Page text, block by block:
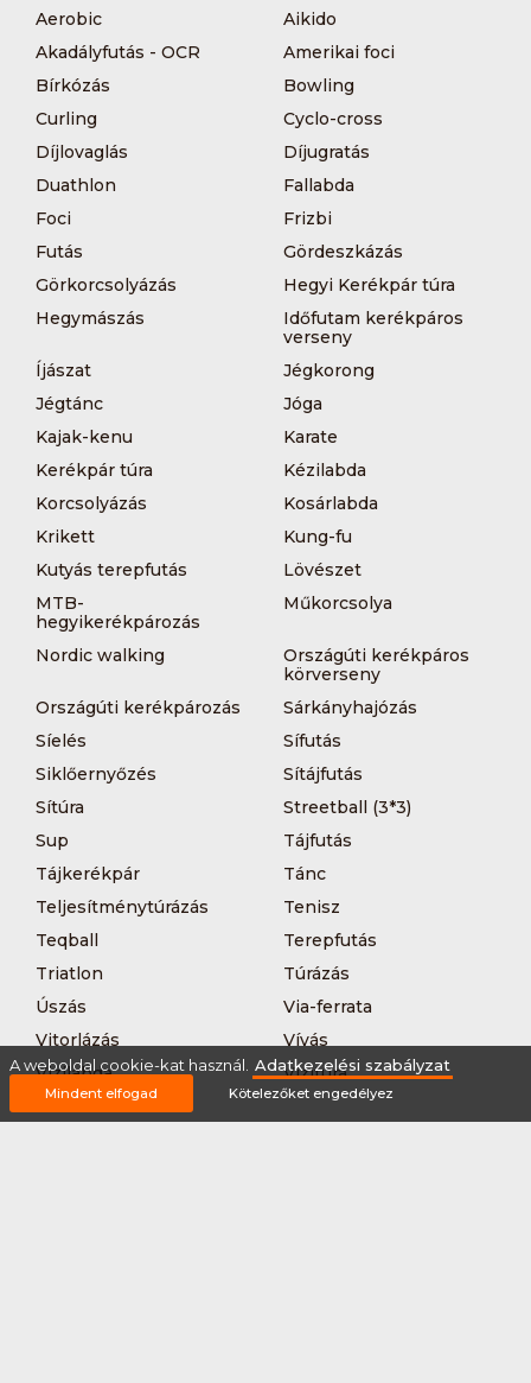
Aerobic
Aikido
Akadályfutás - OCR
Amerikai foci
Bírkózás
Bowling
Curling
Cyclo-cross
Díjlovaglás
Díjugratás
Duathlon
Fallabda
Foci
Frizbi
Futás
Gördeszkázás
Görkorcsolyázás
Hegyi Kerékpár túra
Hegymászás
Időfutam kerékpáros
verseny
Íjászat
Jégkorong
Jégtánc
Jóga
Kajak-kenu
Karate
Kerékpár túra
Kézilabda
Korcsolyázás
Kosárlabda
Krikett
Kung-fu
Kutyás terepfutás
Lövészet
MTB-
hegyikerékpározás
Műkorcsolya
Nordic walking
Országúti kerékpáros
körverseny
Országúti kerékpározás
Sárkányhajózás
Síelés
Sífutás
Siklőernyőzés
Sítájfutás
Sítúra
Streetball (3*3)
Sup
Tájfutás
Tájkerékpár
Tánc
Teljesítménytúrázás
Tenisz
Teqball
Terepfutás
Triatlon
Túrázás
Úszás
Via-ferrata
Vitorlázás
Vívás
Vizilabda
Vizitúra
Wakeboard
A weboldal cookie-kat használ. Adatkezelési szabályzat
Mindent elfogad Kötelezőket engedélyez